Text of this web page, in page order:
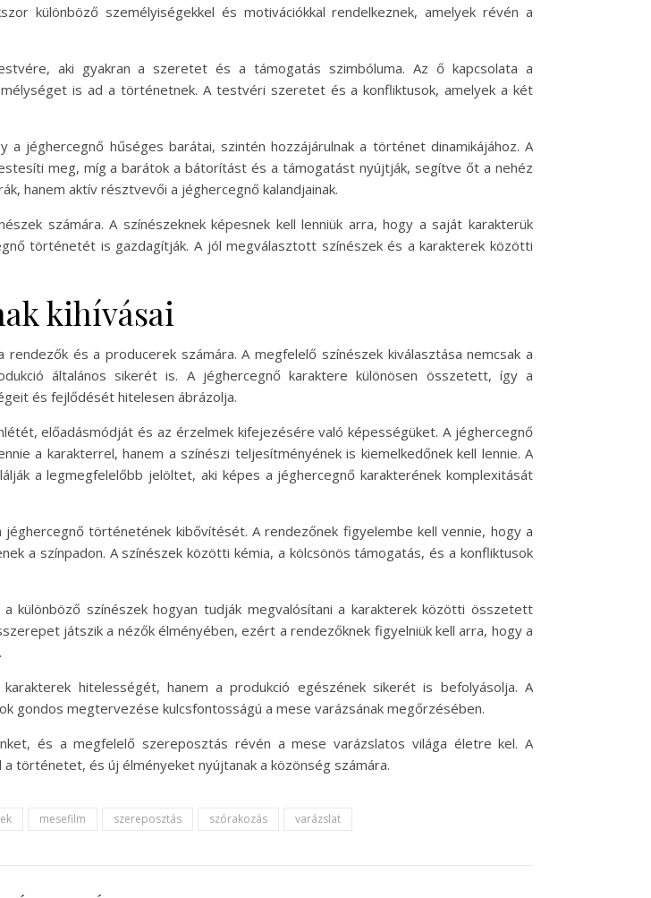
különböző személyiségekkel és motivációkkal rendelkeznek, amelyek révén a
aki gyakran a szeretet és a támogatás szimbóluma. Az ő kapcsolata a
is ad a történetnek. A testvéri szeretet és a konfliktusok, amelyek a két
jéghercegnő hűséges barátai, szintén hozzájárulnak a történet dinamikájához. A
meg, míg a barátok a bátorítást és a támogatást nyújtják, segítve őt a nehéz
hanem aktív résztvevői a jéghercegnő kalandjainak.
számára. A színészeknek képesnek kell lenniük arra, hogy a saját karakterük
történetét is gazdagítják. A jól megválasztott színészek és a karakterek közötti
kihívásai
és a producerek számára. A megfelelő színészek kiválasztása nemcsak a
általános sikerét is. A jéghercegnő karaktere különösen összetett, így a
és fejlődését hitelesen ábrázolja.
előadásmódját és az érzelmek kifejezésére való képességüket. A jéghercegnő
a karakterrel, hanem a színészi teljesítményének is kiemelkedőnek kell lennie. A
a legmegfelelőbb jelöltet, aki képes a jéghercegnő karakterének komplexitását
történetének kibővítését. A rendezőnek figyelembe kell vennie, hogy a
a színpadon. A színészek közötti kémia, a kölcsönös támogatás, és a konfliktusok
különböző színészek hogyan tudják megvalósítani a karakterek közötti összetett
játszik a nézők élményében, ezért a rendezőknek figyelniük kell arra, hogy a
hitelességét, hanem a produkció egészének sikerét is befolyásolja. A
gondos megtervezése kulcsfontosságú a mese varázsának megőrzésében.
és a megfelelő szereposztás révén a mese varázslatos világa életre kel. A
történetet, és új élményeket nyújtanak a közönség számára.
mesefilm szereposztás szórakozás varázslat